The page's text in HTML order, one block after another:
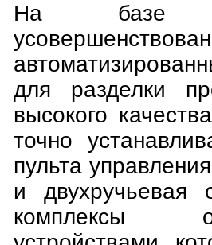
На базе
для разделки
высокого
точно
пульта
и двухручьевая
комплексы